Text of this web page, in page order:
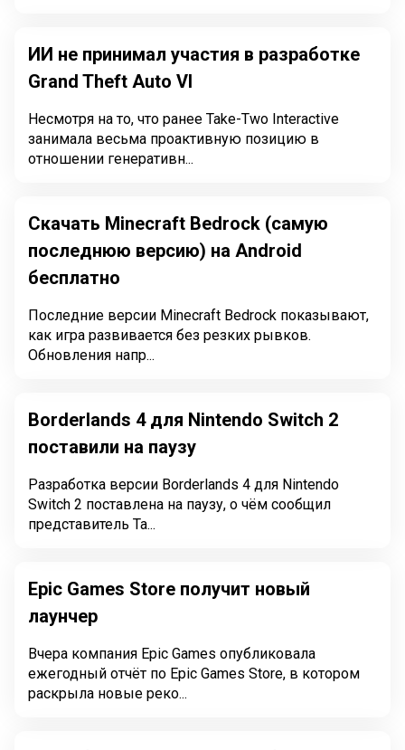
ИИ не принимал участия в разработке
Grand Theft Auto VI
Несмотря на то, что ранее Take-Two Interactive
занимала весьма проактивную позицию в
отношении генеративн...
Скачать Minecraft Bedrock (самую
последнюю версию) на Android
бесплатно
Последние версии Minecraft Bedrock показывают,
как игра развивается без резких рывков.
Обновления напр...
Borderlands 4 для Nintendo Switch 2
поставили на паузу
Разработка версии Borderlands 4 для Nintendo
Switch 2 поставлена на паузу, о чём сообщил
представитель Ta...
Epic Games Store получит новый
лаунчер
Вчера компания Epic Games опубликовала
ежегодный отчёт по Epic Games Store, в котором
раскрыла новые реко...